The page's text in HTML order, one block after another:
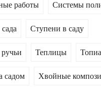
работы Системы
Ступени в саду
Теплицы
садом Хвойные